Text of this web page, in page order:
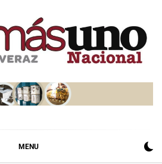
MENU